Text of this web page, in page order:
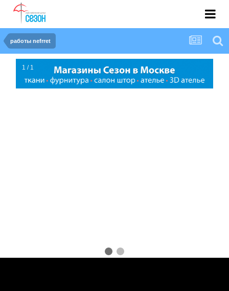
работы nefrret
1 / 1